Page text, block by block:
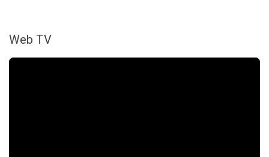
Web TV